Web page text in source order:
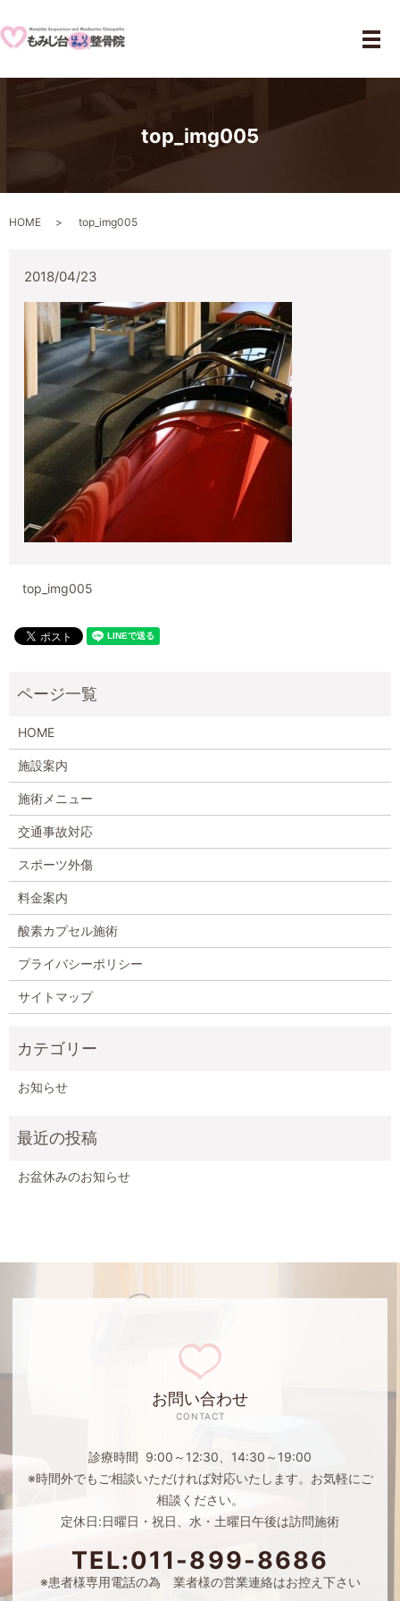
メ
top_img005
HOME top_img005
2018/04/23
top_img005
HOME
施設案内
施術メニュー
交通事故対応
スポーツ外傷
料金案内
酸素カプセル施術
プライバシーポリシー
サイトマップ
お知らせ
お盆休みのお知らせ
お問い合わせ
CONTACT
診療時間 9:00～12:30、14:30～19:00
※時間外でもご相談いただければ対応いたします。お気軽にご
相談ください。
定休日:日曜日・祝日、水・土曜日午後は訪問施術
TEL:011-899-8686
※患者様専用電話の為 業者様の営業連絡はお控え下さい